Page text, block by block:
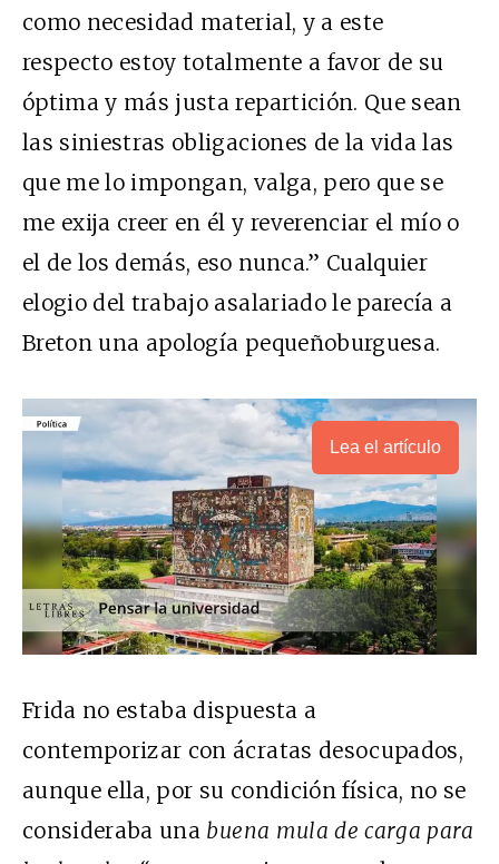
como necesidad material, y a este
respecto estoy totalmente a favor de su
óptima y más justa repartición. Que sean
las siniestras obligaciones de la vida las
que me lo impongan, valga, pero que se
me exija creer en él y reverenciar el mío o
el de los demás, eso nunca.” Cualquier
elogio del trabajo asalariado le parecía a
Breton una apología pequeñoburguesa.
Lea el artículo
Frida no estaba dispuesta a
contemporizar con ácratas desocupados,
aunque ella, por su condición física, no se
consideraba una buena mula de carga para